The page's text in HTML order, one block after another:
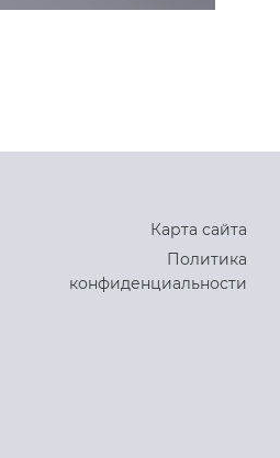
Карта сайта
Политика
конфиденциальности